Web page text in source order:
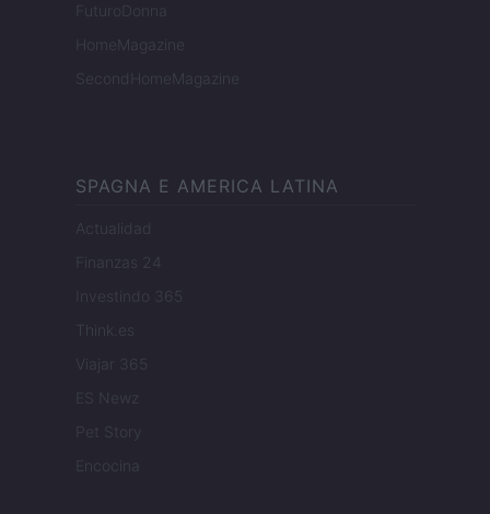
FuturoDonna
HomeMagazine
SecondHomeMagazine
SPAGNA E AMERICA LATINA
Actualidad
Finanzas 24
Investindo 365
Think.es
Viajar 365
ES Newz
Pet Story
Encocina